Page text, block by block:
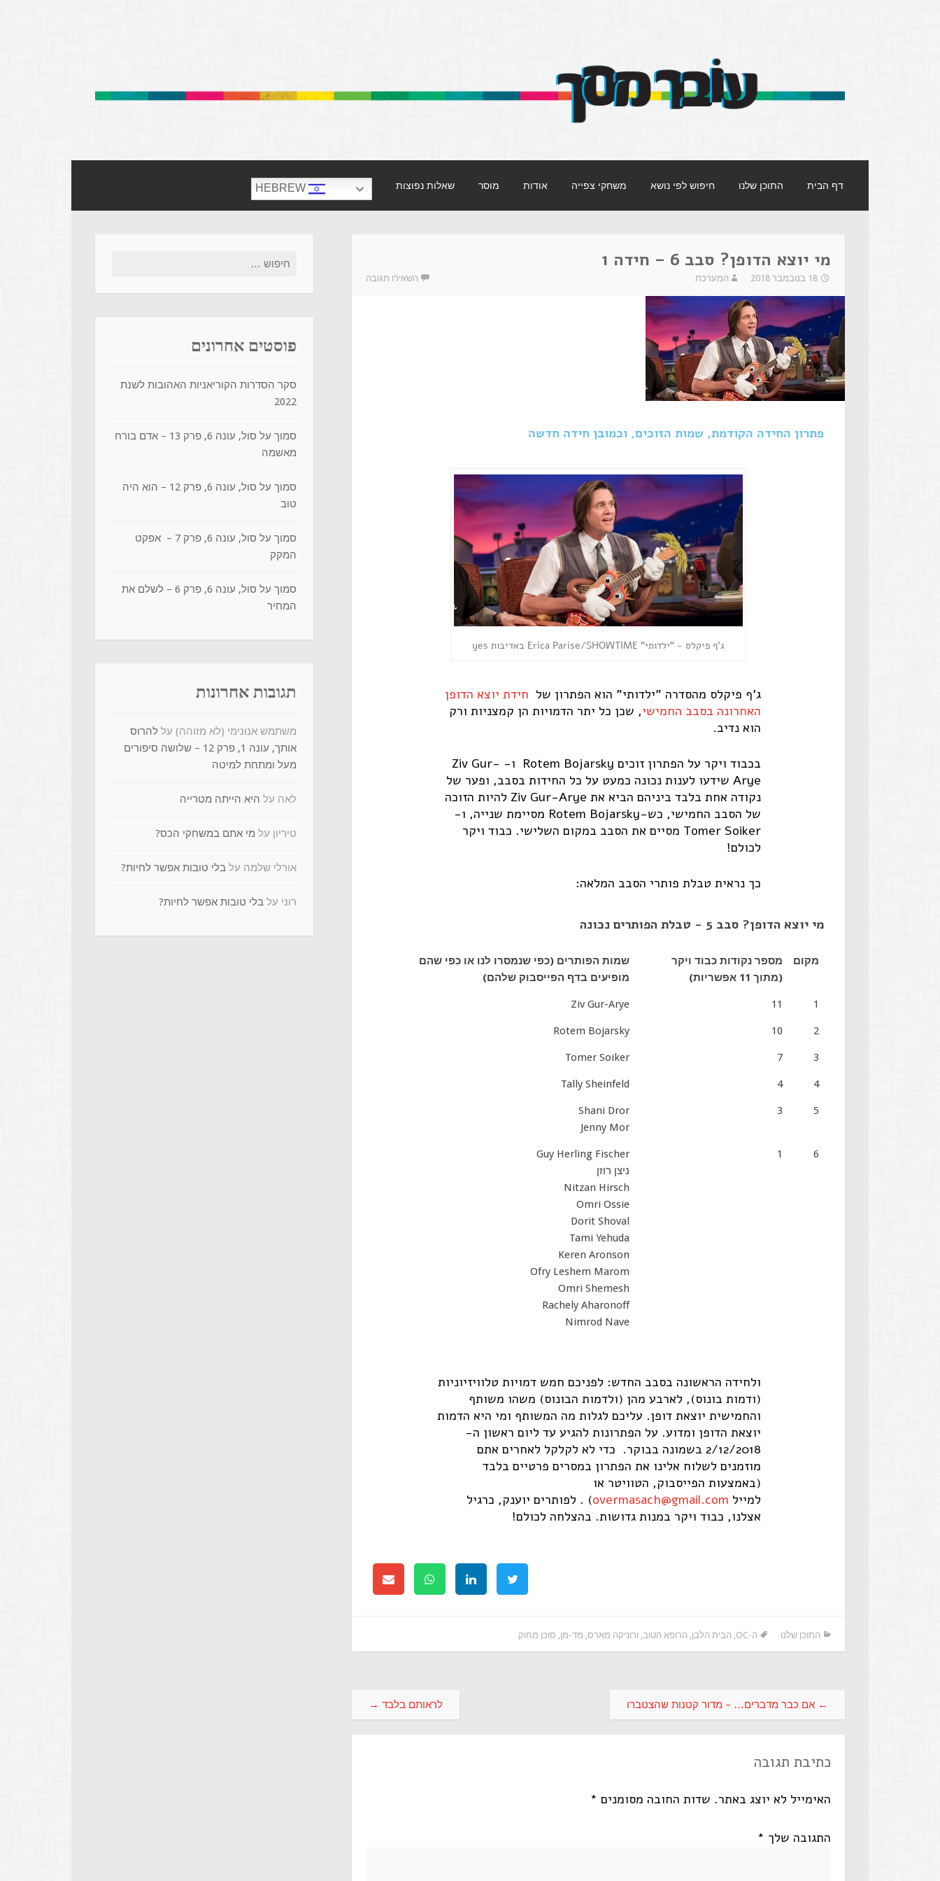
עובר מסך
דף הבית התוכן שלנו חיפוש לפי נושא משחקי צפייה אודות מוסר שאלות נפוצות HEBREW
מי יוצא הדופן? סבב 6 – חידה 1
18 בנובמבר 2018 המערכת השאירו תגובה
פתרון החידה הקודמת, שמות הזוכים, וכמובן חידה חדשה
ג'ף פיקלס - "ילדותי" Erica Parise/SHOWTIME באדיבות yes
ג'ף פיקלס מהסדרה "ילדותי" הוא הפתרון של חידת יוצא הדופן
האחרונה בסבב החמישי, שכן כל יתר הדמויות הן קמצניות ורק
הוא נדיב.
בכבוד ויקר על הפתרון זוכים Rotem Bojarsky ו- Ziv Gur-
Arye שידעו לענות נכונה כמעט על כל החידות בסבב, ופער של
נקודה אחת בלבד ביניהם הביא את Ziv Gur-Arye להיות הזוכה
של הסבב החמישי, כש-Rotem Bojarsky מסיימת שנייה, ו-
Tomer Soiker מסיים את הסבב במקום השלישי. כבוד ויקר
לכולם!
כך נראית טבלת פותרי הסבב המלאה:
מי יוצא הדופן? סבב 5 - טבלת הפותרים נכונה
מקום
מספר נקודות כבוד ויקר
(מתוך 11 אפשריות)
שמות הפותרים (כפי שנמסרו לנו או כפי שהם
מופיעים בדף הפייסבוק שלהם)
1
11
Ziv Gur-Arye
2
10
Rotem Bojarsky
3
7
Tomer Soiker
4
4
Tally Sheinfeld
5
3
Shani Dror
Jenny Mor
6
1
Guy Herling Fischer
ניצן רוזן
Nitzan Hirsch
Omri Ossie
Dorit Shoval
Tami Yehuda
Keren Aronson
Ofry Leshem Marom
Omri Shemesh
Rachely Aharonoff
Nimrod Nave
ולחידה הראשונה בסבב החדש: לפניכם חמש דמויות טלוויזיוניות
(ודמות בונוס), לארבע מהן (ולדמות הבונוס) משהו משותף
והחמישית יוצאת דופן. עליכם לגלות מה המשותף ומי היא הדמות
יוצאת הדופן ומדוע. על הפתרונות להגיע עד ליום ראשון ה-
2/12/2018 בשמונה בבוקר. כדי לא לקלקל לאחרים אתם
מוזמנים לשלוח אלינו את הפתרון במסרים פרטיים בלבד
(באמצעות הפייסבוק, הטוויטר או
למייל overmasach@gmail.com) . לפותרים יוענק, כרגיל
אצלנו, כבוד ויקר במנות גדושות. בהצלחה לכולם!
התוכן שלנו ה-OC הבית הלבן הרופא הטוב ורוניקה מארס, מד-מן סוכן מחוק
← אם כבר מדברים… – מדור קטנות שהצטברו לראותם בלבד →
כתיבת תגובה
האימייל לא יוצג באתר. שדות החובה מסומנים *
התגובה שלך *
פוסטים אחרונים
סקר הסדרות הקוריאניות האהובות לשנת
2022
סמוך על סול, עונה 6, פרק 13 – אדם בורח
מאשמה
סמוך על סול, עונה 6, פרק 12 – הוא היה
טוב
סמוך על סול, עונה 6, פרק 7 – אפקט
המקק
סמוך על סול, עונה 6, פרק 6 – לשלם את
המחיר
תגובות אחרונות
משתמש אנונימי (לא מזוהה) על להרוס
אותך, עונה 1, פרק 12 – שלושה סיפורים
מעל ומתחת למיטה
לאה על היא הייתה מטרייה
טיריון על מי אתם במשחקי הכס?
אורלי שלמה על בלי טובות אפשר לחיות?
רוני על בלי טובות אפשר לחיות?